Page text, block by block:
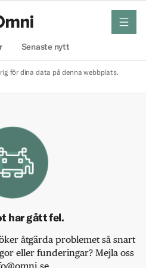
Senaste nytt
meny
för dina data på denna webbplats.
har gått fel.
åtgärda problemet så snart
eller funderingar? Mejla oss